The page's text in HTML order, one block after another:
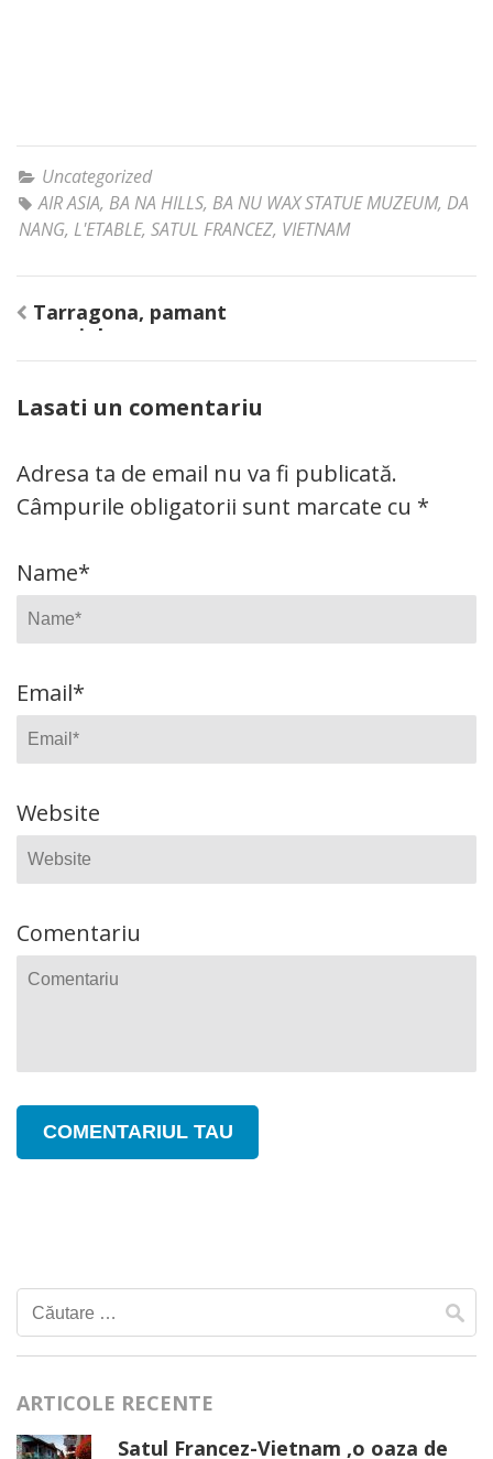
Uncategorized
AIR ASIA, BA NA HILLS, BA NU WAX STATUE MUZEUM, DA
NANG, L'ETABLE, SATUL FRANCEZ, VIETNAM
Navigare
în
Tarragona, pamant
spaniol
Lasati un comentariu
Adresa ta de email nu va fi publicată.
Câmpurile obligatorii sunt marcate cu *
Name*
Email*
Website
Comentariu
Caută
după:
ARTICOLE RECENTE
Satul Francez-Vietnam ,o oaza de